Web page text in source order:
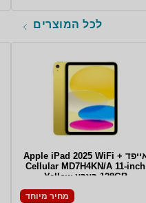
לכל המוצרים
אייפד Apple iPad 2025 WiFi +
Cellular MD7H4KN/A 11-inch
128GB בצבע Yellow
מחיר מיוחד